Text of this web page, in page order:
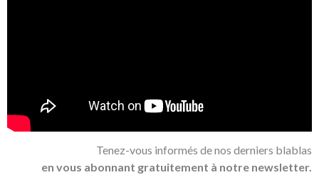
Tenez-vous informés de nos derniers blablas
en vous abonnant gratuitement à notre newsletter.